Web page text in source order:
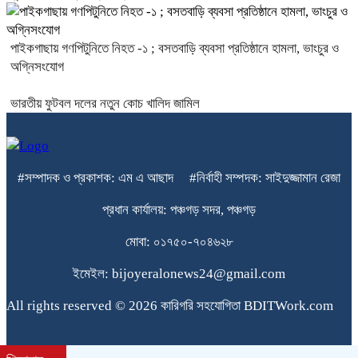
পাইকগাছায় গণপিটুনিতে নিহত -১ ; বসতবাড়ি ব্যবসা প্রতিষ্ঠানে হামলা, ভাংচুর ও
অগ্নিসংযোগ
ভারতীয় ফুটবল দলের নতুন কোচ খালিদ জামিল
#সম্পাদক ও প্রকাশক: এম এ আছাদ #নির্বাহী সম্পদক: সাইদুজ্জামান রেজা
প্রধান কার্যালয়: পঞ্চগড় সদর, পঞ্চগড়
মোবা: ০১৭৫০-৭০৪৬২৮
ইমেইল: bijoyeralonews24@gmail.com
All rights reserved © 2026 কারিগরি সহযোগিতা BDITWork.com